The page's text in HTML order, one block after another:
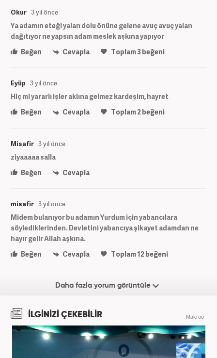
Okur 3 yıl önce
Ya adamın eteği yalan dolu önüne gelene avuç avuç yalan
dağıtıyor ne yapsın adam meslek aşkına yapıyor
Beğen
Cevapla Toplam3beğeni
Eyüp 3 yıl önce
Hiç mi yararlı işler aklına gelmez kardeşim, hayret
Beğen
Cevapla Toplam2beğeni
Misafir 3 yıl önce
ziyaaaaa salla
Beğen
Cevapla
misafir 3 yıl önce
Midem bulanıyor bu adamın Yurdum için yabancılara
söylediklerinden. Devletini yabancıya şikayet adamdan ne
hayır gelir Allah aşkına.
Beğen
Cevapla Toplam12beğeni
Daha fazla yorum görüntüle
İLGİNİZİ ÇEKEBİLİR Makroo